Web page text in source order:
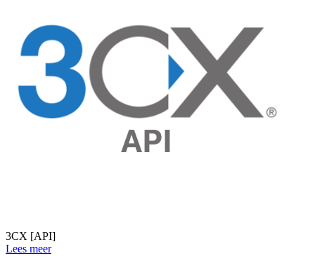
3CX [API]
Lees meer